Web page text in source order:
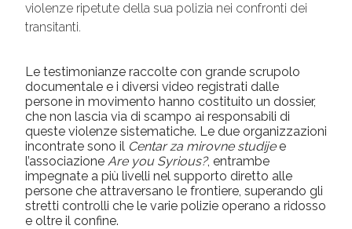
violenze ripetute della sua polizia nei confronti dei
transitanti.
Le testimonianze raccolte con grande scrupolo
documentale e i diversi video registrati dalle
persone in movimento hanno costituito un dossier,
che non lascia via di scampo ai responsabili di
queste violenze sistematiche. Le due organizzazioni
incontrate sono il Centar za mirovne studijee
l’associazione Are you Syrious?, entrambe
impegnate a più livelli nel supporto diretto alle
persone che attraversano le frontiere, superando gli
stretti controlli che le varie polizie operano a ridosso
e oltre il confine.